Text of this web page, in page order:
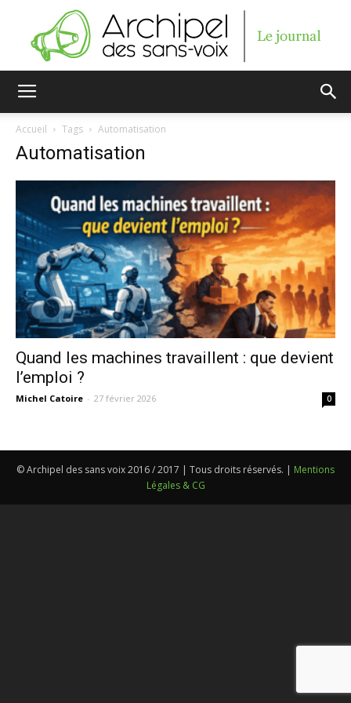
sans-
voix
Accueil Tags Automatisation
Automatisation
Quand les machines travaillent : que devient
l’emploi ?
Michel Catoire - 27 février 2026 0
© Archipel des sans voix 2016 / 2017 | Tous droits réservés. | Mentions
Légales & CG